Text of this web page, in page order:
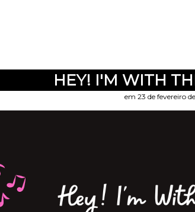
HEY! I'M WITH
em 23 de fevereiro